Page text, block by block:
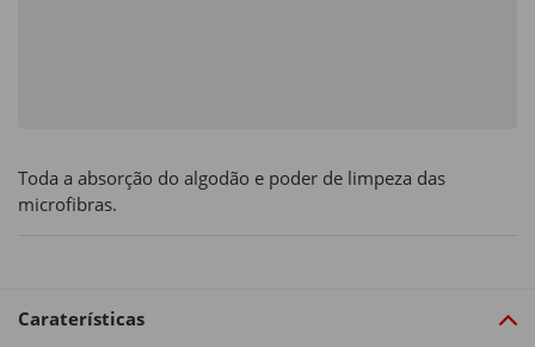
Toda a absorção do algodão e poder de limpeza das
microfibras.
Caraterísticas